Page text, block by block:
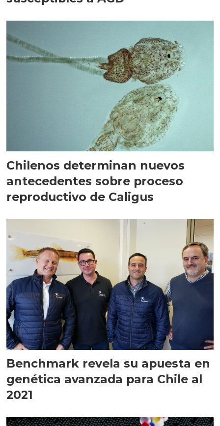
Chilenos determinan nuevos
antecedentes sobre proceso
reproductivo de Caligus
Benchmark revela su apuesta en
genética avanzada para Chile al
2021